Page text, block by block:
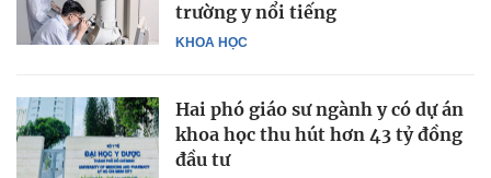
KHOA HỌC
trường y nổi tiếng
Hai phó giáo sư ngành y có dự án
khoa học thu hút hơn 43 tỷ đồng
đầu tư